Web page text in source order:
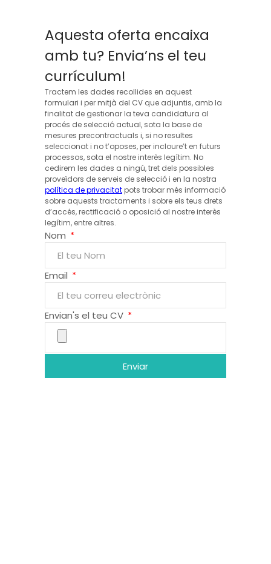
Aquesta oferta encaixa
amb tu? Envia’ns el teu
currículum!
Tractem les dades recollides en aquest
formulari i per mitjà del CV que adjuntis, amb la
finalitat de gestionar la teva candidatura al
procés de selecció actual, sota la base de
mesures precontractuals i, si no resultes
seleccionat i no t’oposes, per incloure’t en futurs
processos, sota el nostre interès legítim. No
cedirem les dades a ningú, tret dels possibles
proveïdors de serveis de selecció i en la nostra
política de privacitat pots trobar més informació
sobre aquests tractaments i sobre els teus drets
d’accés, rectificació o oposició al nostre interès
legítim, entre altres.
Nom
Email
Envian's el teu CV
Enviar